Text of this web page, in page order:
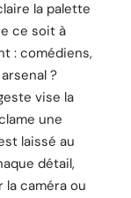
la palette
ce soit à
: comédiens,
?
vise la
une
laissé au
détail,
la caméra ou